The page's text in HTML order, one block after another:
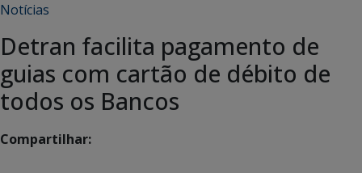
Notícias
Detran facilita pagamento de
guias com cartão de débito de
todos os Bancos
Compartilhar: